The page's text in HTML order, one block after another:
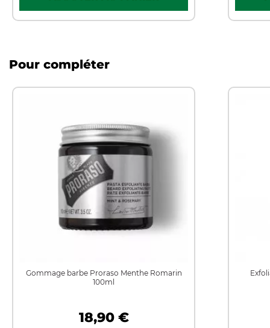
Pour compléter
Gommage barbe Proraso Menthe Romarin
100ml
18,90 €